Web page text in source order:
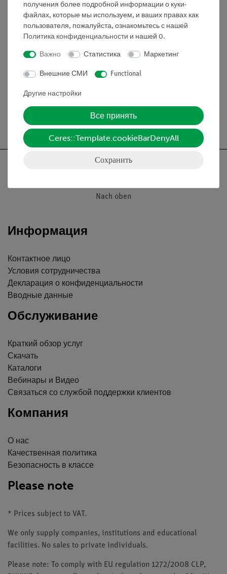
Закон распределения
диссоциации
Nach oben
Информация
Контактное лицо
Условия сотрудничества
Декларация о конфиденциальности
Вводные данные
Обслуживание
Краткий обзор услуг
Скачать
Каталоги
Вебинары и Видео
Связаться со службой поддержки клиентов
Компания
О нас
Качественная политика
Безопасность в классе
Please note
* Prices subject to VAT.
We only supply companies, institutions and educational
facilities. No sales to private individuals.
Please note: To comply with EU regulation 1272/2008 CLP,
получения более подробной информации о куки-
файлах, которые мы используем, и ваших правах как
пользователя, пожалуйста, ознакомьтесь с нашей
Политика конфиденциальности и нашей 0.
Важно Статистика Маркетинг
Внешние СМИ Functional
Другие настройки
Все принять
Ceres::Template.cookieBarDenyAll
Сохранить